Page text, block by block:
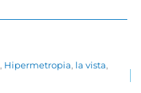
, Hipermetropia, la vista,